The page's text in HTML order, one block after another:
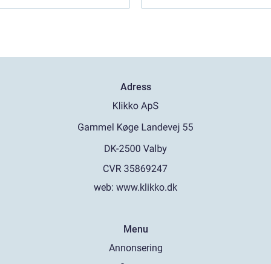
Adress
web: www.klikko.dk
Menu
Annonsering